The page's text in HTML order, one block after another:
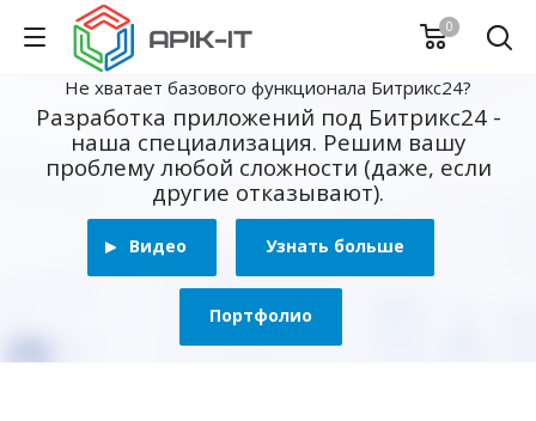
0
Не хватает базового функционала Битрикс24?
Разработка приложений под Битрикс24 -
наша специализация. Решим вашу
проблему любой сложности (даже, если
другие отказывают).
Видео Узнать больше
Портфолио